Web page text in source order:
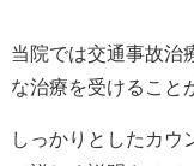
当院では交通事故治
な治療を受けること
しっかりとしたカウ